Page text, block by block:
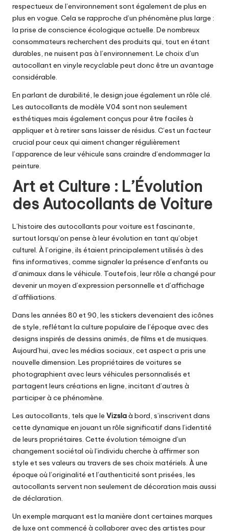
respectueux de l’environnement sont également de plus en
plus en vogue. Cela se rapproche d’un phénomène plus large :
la prise de conscience écologique actuelle. De nombreux
consommateurs recherchent des produits qui, tout en étant
durables, ne nuisent pas à l’environnement. Le choix d’un
autocollant en vinyle recyclable peut donc être un avantage
considérable.
En parlant de durabilité, le design joue également un rôle clé.
Les autocollants de modèle V04 sont non seulement
esthétiques mais également conçus pour être faciles à
appliquer et à retirer sans laisser de résidus. C’est un facteur
crucial pour ceux qui aiment changer régulièrement
l’apparence de leur véhicule sans craindre d’endommager la
peinture.
Art et Culture : L’Évolution
des Autocollants de Voiture
L’histoire des autocollants pour voiture est fascinante,
surtout lorsqu’on pense à leur évolution en tant qu’objet
culturel. À l’origine, ils étaient principalement utilisés à des
fins informatives, comme signaler la présence d’enfants ou
d’animaux dans le véhicule. Toutefois, leur rôle a changé pour
devenir un moyen d’expression personnelle et d’affichage
d’affiliations.
Dans les années 80 et 90, les stickers devenaient des icônes
de style, reflétant la culture populaire de l’époque avec des
designs inspirés de dessins animés, de films et de musiques.
Aujourd’hui, avec les médias sociaux, cet aspect a pris une
nouvelle dimension. Les propriétaires de voitures se
photographient avec leurs véhicules personnalisés et
partagent leurs créations en ligne, incitant d’autres à
participer à ce phénomène.
Les autocollants, tels que le Vizslaà bord, s’inscrivent dans
cette dynamique en jouant un rôle significatif dans l’identité
de leurs propriétaires. Cette évolution témoigne d’un
changement sociétal où l’individu cherche à affirmer son
style et ses valeurs au travers de ses choix matériels. À une
époque où l’originalité et l’authenticité sont prisées, les
autocollants servent non seulement de décoration mais aussi
de déclaration.
Un exemple marquant est la manière dont certaines marques
de luxe ont commencé à collaborer avec des artistes pour